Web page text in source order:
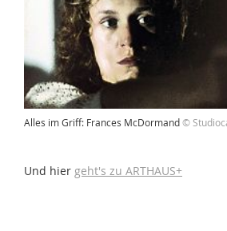
Alles im Griff: Frances McDormand©
Und hier geht's zu ARTHAUS+